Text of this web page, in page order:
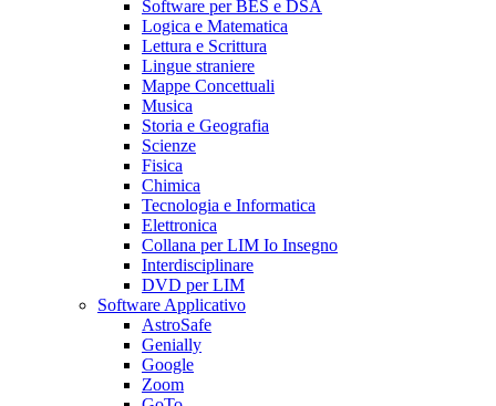
Software per BES e DSA
Logica e Matematica
Lettura e Scrittura
Lingue straniere
Mappe Concettuali
Musica
Storia e Geografia
Scienze
Fisica
Chimica
Tecnologia e Informatica
Elettronica
Collana per LIM Io Insegno
Interdisciplinare
DVD per LIM
Software Applicativo
AstroSafe
Genially
Google
Zoom